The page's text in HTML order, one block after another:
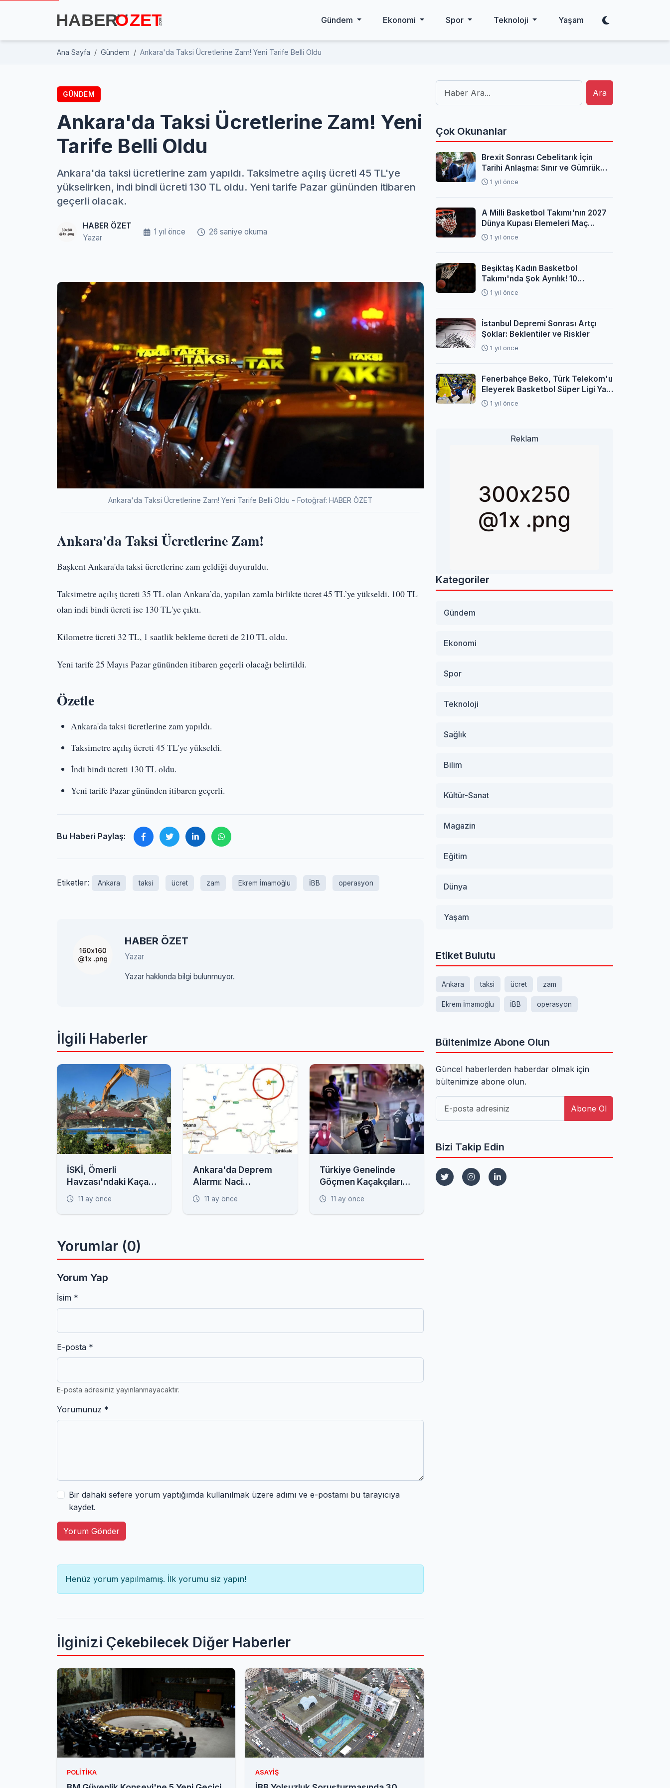
Gündem Ekonomi Spor Teknoloji Yaşam
Ana Sayfa Gündem Ankara'da Taksi Ücretlerine Zam! Yeni Tarife Belli Oldu
GÜNDEM
Ankara'da Taksi Ücretlerine Zam! Yeni
Tarife Belli Oldu
Ankara'da taksi ücretlerine zam yapıldı. Taksimetre açılış ücreti 45 TL'ye
yükselirken, indi bindi ücreti 130 TL oldu. Yeni tarife Pazar gününden itibaren
geçerli olacak.
HABER ÖZET
Yazar
1 yıl önce 26 saniye okuma
Ankara'da Taksi Ücretlerine Zam! Yeni Tarife Belli Oldu - Fotoğraf: HABER ÖZET
Ankara'da Taksi Ücretlerine Zam!
Başkent Ankara'da taksi ücretlerine zam geldiği duyuruldu.
Taksimetre açılış ücreti 35 TL olan Ankara’da, yapılan zamla birlikte ücret 45 TL’ye yükseldi. 100 TL
olan indi bindi ücreti ise 130 TL'ye çıktı.
Kilometre ücreti 32 TL, 1 saatlik bekleme ücreti de 210 TL oldu.
Yeni tarife 25 Mayıs Pazar gününden itibaren geçerli olacağı belirtildi.
Özetle
Ankara'da taksi ücretlerine zam yapıldı.
Taksimetre açılış ücreti 45 TL'ye yükseldi.
İndi bindi ücreti 130 TL oldu.
Yeni tarife Pazar gününden itibaren geçerli.
Bu Haberi Paylaş:
Etiketler: Ankara taksi ücret zam Ekrem İmamoğlu İBB operasyon
HABER ÖZET
Yazar
Yazar hakkında bilgi bulunmuyor.
İlgili Haberler
İSKİ, Ömerli
Havzası'ndaki Kaçak
Yapılara Geçit
Vermedi!
11 ay önce
Ankara'da Deprem
Alarmı: Naci
Görür'den Kritik
Çankırı Fay Zonu
Uyarısı!
11 ay önce
Türkiye Genelinde
Göçmen Kaçakçılarına
Operasyon: 52 Gözaltı
11 ay önce
Yorumlar (0)
Yorum Yap
İsim *
E-posta *
E-posta adresiniz yayınlanmayacaktır.
Yorumunuz *
Bir dahaki sefere yorum yaptığımda kullanılmak üzere adımı ve e-postamı bu tarayıcıya
kaydet.
Yorum Gönder
Henüz yorum yapılmamış. İlk yorumu siz yapın!
İlginizi Çekebilecek Diğer Haberler
POLITIKA ASAYIŞ
Ara
Çok Okunanlar
Brexit Sonrası Cebelitarık İçin
Tarihi Anlaşma: Sınır ve Gümrük
Sorunları Çözüldü
1 yıl önce
A Milli Basketbol Takımı'nın 2027
Dünya Kupası Elemeleri Maç
Programı Açıklandı
1 yıl önce
Beşiktaş Kadın Basketbol
Takımı'nda Şok Ayrılık! 10
Oyuncuyla Yollar Ayrıldı
1 yıl önce
İstanbul Depremi Sonrası Artçı
Şoklar: Beklentiler ve Riskler
1 yıl önce
Fenerbahçe Beko, Türk Telekom'u
Eleyerek Basketbol Süper Ligi Yarı
Finaline Yükseldi
1 yıl önce
Reklam
Kategoriler
Gündem
Ekonomi
Spor
Teknoloji
Sağlık
Bilim
Kültür-Sanat
Magazin
Eğitim
Dünya
Yaşam
Etiket Bulutu
Ankara taksi ücret zam
Ekrem İmamoğlu İBB operasyon
Bültenimize Abone Olun
Güncel haberlerden haberdar olmak için
bültenimize abone olun.
Abone Ol
Bizi Takip Edin